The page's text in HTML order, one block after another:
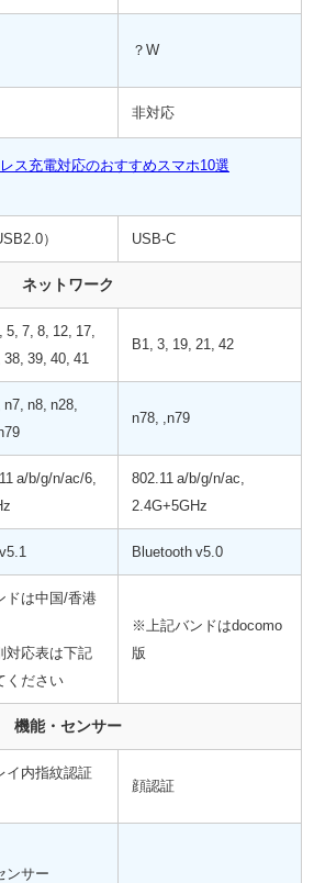
？W
非対応
ス充電対応のおすすめスマホ10選
） USB-C
ネットワーク
5, 7, 8, 12, 17,
39, 40, 41
B1, 3, 19, 21, 42
n8, n28,
n78, ,n79
a/b/g/n/ac/6,
802.11 a/b/g/n/ac,
2.4G+5GHz
Bluetooth v5.0
ドは中国/香港
対応表は下記
ください
※上記バンドはdocomo
版
機能・センサー
イ内指紋認証
顔認証
ンサー